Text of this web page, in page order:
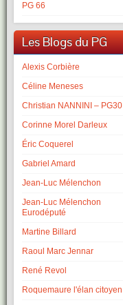
PG 66
Les Blogs du PG
Alexis Corbière
Céline Meneses
Christian NANNINI – PG30
Corinne Morel Darleux
Éric Coquerel
Gabriel Amard
Jean-Luc Mélenchon
Jean-Luc Mélenchon
Eurodéputé
Martine Billard
Raoul Marc Jennar
René Revol
Roquemaure l'élan citoyen